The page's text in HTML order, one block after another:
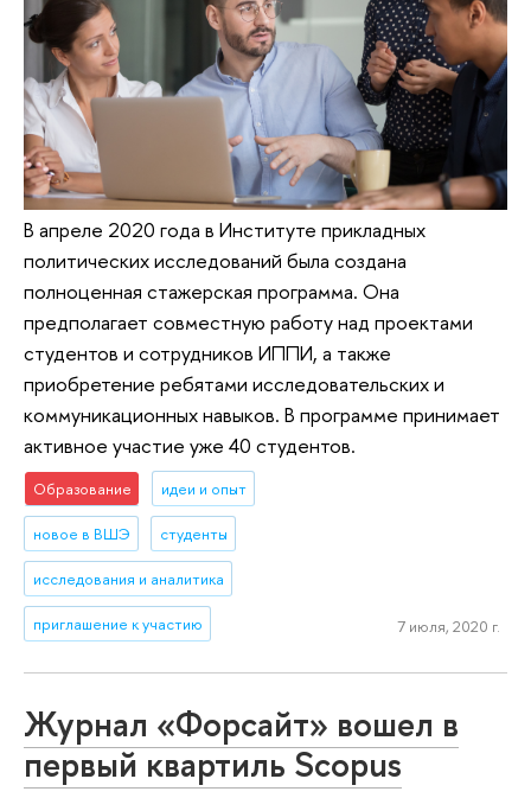
В апреле 2020 года в Институте прикладных
политических исследований была создана
полноценная стажерская программа. Она
предполагает совместную работу над проектами
студентов и сотрудников ИППИ, а также
приобретение ребятами исследовательских и
коммуникационных навыков. В программе принимает
активное участие уже 40 студентов.
Образование идеи и опыт
новое в ВШЭ студенты
исследования и аналитика
приглашение к участию 7 июля, 2020 г.
Журнал «Форсайт» вошел в
первый квартиль Scopus